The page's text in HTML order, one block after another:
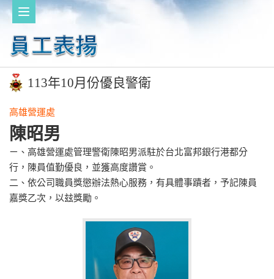
113年10月份優良警衛
高雄營運處
陳昭男
ㄧ、高雄營運處管理警衛陳昭男派駐於台北富邦銀行港都分
行，陳員值勤優良，並獲高度讚賞。
二、依公司職員獎懲辦法熱心服務，有具體事蹟者，予記陳員
嘉獎乙次，以玆獎勵。